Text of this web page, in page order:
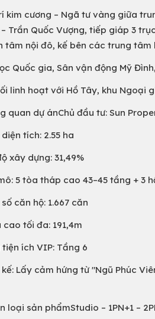
kim cương – Ngã tư vàng giữa
Trần Quốc Vượng, tiếp giáp 3
tâm nội đô, kế bên các trung tâm
Quốc gia, Sân vận động Mỹ
linh hoạt với Hồ Tây, khu Ngoại
quan dự ánChủ đầu tư: Sun
tích: 2.55 ha
xây dựng: 31,49%
5 tòa tháp cao 43–45 tầng + 3
căn hộ: 1.667 căn
cao tối đa: 191,4m
tiện ích VIP: Tầng 6
Lấy cảm hứng từ "Ngũ Phúc
loại sản phẩmStudio – 1PN+1 –